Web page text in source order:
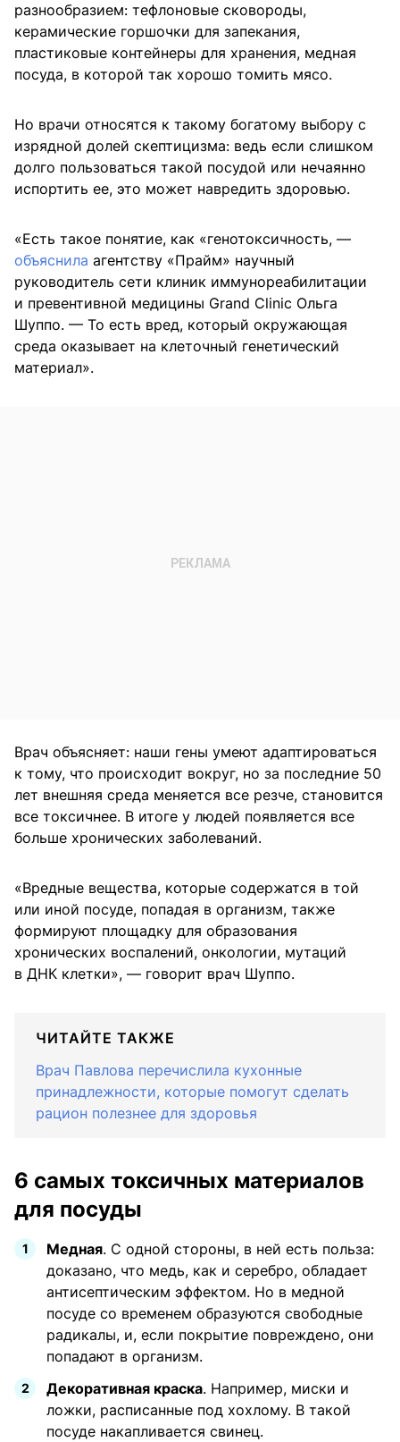
разнообразием: тефлоновые сковороды,
керамические горшочки для запекания,
пластиковые контейнеры для хранения, медная
посуда, в которой так хорошо томить мясо.
Но врачи относятся к такому богатому выбору с
изрядной долей скептицизма: ведь если слишком
долго пользоваться такой посудой или нечаянно
испортить ее, это может навредить здоровью.
«Есть такое понятие, как «генотоксичность, —
объяснила агентству «Прайм» научный
руководитель сети клиник иммунореабилитации
и превентивной медицины Grand Clinic Ольга
Шуппо. — То есть вред, который окружающая
среда оказывает на клеточный генетический
материал».
Врач объясняет: наши гены умеют адаптироваться
к тому, что происходит вокруг, но за последние 50
лет внешняя среда меняется все резче, становится
все токсичнее. В итоге у людей появляется все
больше хронических заболеваний.
«Вредные вещества, которые содержатся в той
или иной посуде, попадая в организм, также
формируют площадку для образования
хронических воспалений, онкологии, мутаций
в ДНК клетки», — говорит врач Шуппо.
ЧИТАЙТЕ ТАКЖЕ
Врач Павлова перечислила кухонные
принадлежности, которые помогут сделать
рацион полезнее для здоровья
6 самых токсичных материалов
для посуды
Медная. С одной стороны, в ней есть польза:
доказано, что медь, как и серебро, обладает
антисептическим эффектом. Но в медной
посуде со временем образуются свободные
радикалы, и, если покрытие повреждено, они
попадают в организм.
Декоративная краска. Например, миски и
ложки, расписанные под хохлому. В такой
посуде накапливается свинец.